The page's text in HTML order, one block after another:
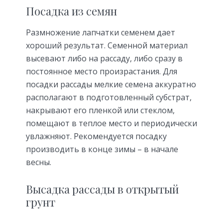
Посадка из семян
Размножение лапчатки семенем дает
хороший результат. Семенной материал
высевают либо на рассаду, либо сразу в
постоянное место произрастания. Для
посадки рассады мелкие семена аккуратно
располагают в подготовленный субстрат,
накрывают его пленкой или стеклом,
помещают в теплое место и периодически
увлажняют. Рекомендуется посадку
производить в конце зимы – в начале
весны.
Высадка рассады в открытый
грунт